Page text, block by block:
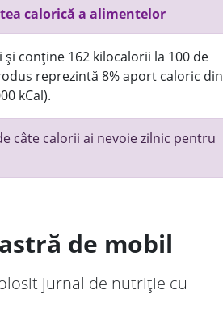
calorică a alimentelor
conține 162 kilocalorii la 100 de
reprezintă 8% aport caloric din
kCal).
câte calorii ai nevoie zilnic pentru
de mobil
jurnal de nutriție cu